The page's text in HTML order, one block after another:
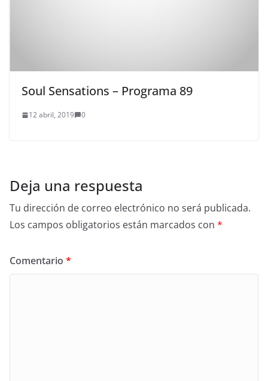
Soul Sensations – Programa 89
12 abril, 2019 0
Deja una respuesta
Tu dirección de correo electrónico no será publicada.
Los campos obligatorios están marcados con *
Comentario *